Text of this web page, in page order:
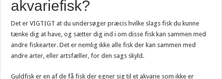
akvariefisk?
Det er VIGTIGT at du undersøger præcis hvilke slags fisk du kunne
tænke dig at have, og sætter dig ind i om disse fisk kan sammen med
andre fiskearter. Det er nemlig ikke alle fisk der kan sammen med
andre arter, eller artsfæller, for den sags skyld.
Guldfisk er en af de få fisk der egner sig til et akvarie som ikke er